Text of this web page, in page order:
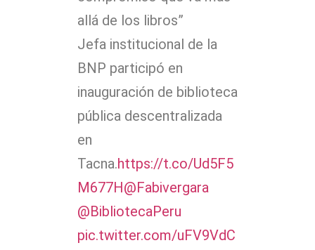
allá de los libros”
Jefa institucional de la
BNP participó en
inauguración de biblioteca
pública descentralizada
en
Tacna.https://t.co/Ud5F5
M677H@Fabivergara
@BibliotecaPeru
pic.twitter.com/uFV9VdC